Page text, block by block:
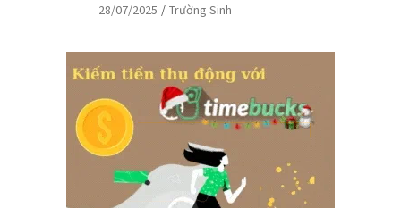
28/07/2025 Trường Sinh